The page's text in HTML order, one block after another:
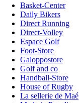
Basket-Center
Daily Bikers
Direct Running
Direct-Volley
Espace Golf
Foot-Store
Galoppostore
Golf and co
Handball-Store
House of Rugby
La sellerie de Maé